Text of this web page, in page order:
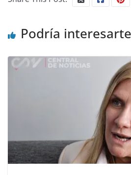
Podría interesarte